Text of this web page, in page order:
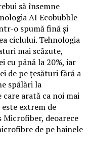
să însemne
AI Ecobubble
o spumă fină și
ciclului. Tehnologia
mai scăzute,
cu până la 20%, iar
de pe țesături fără a
spălări la
arată ca noi mai
extrem de
deoarece
de pe hainele